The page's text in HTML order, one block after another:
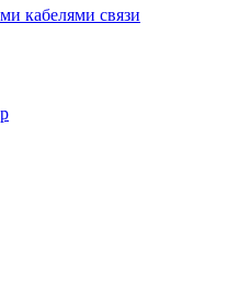
кабелями связи